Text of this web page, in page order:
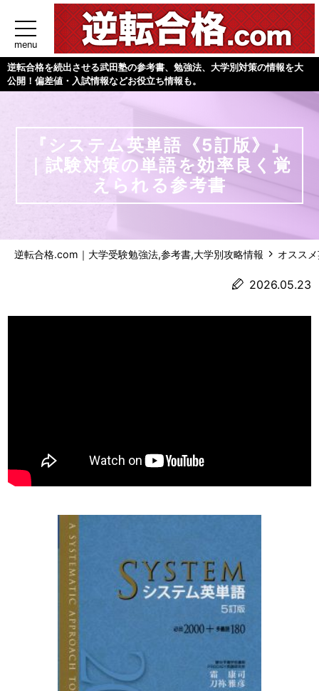
menu
逆転合格を続出させる武田塾の参考書、勉強法、大学別対策の情報を大
公開！偏差値・入試情報などお役立ち情報も。
『システム英単語《5訂版》』
｜試験対策の単語を効率良く覚
えられる参考書
逆転合格.com｜大学受験勉強法,参考書,大学別攻略情報 オスス
2026.05.23